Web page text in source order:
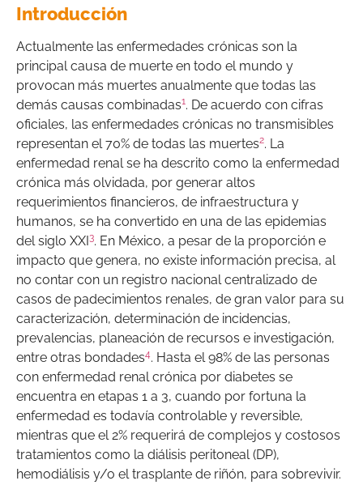
Introducción
Actualmente las enfermedades crónicas son la
principal causa de muerte en todo el mundo y
provocan más muertes anualmente que todas las
demás causas combinadas1. De acuerdo con cifras
oficiales, las enfermedades crónicas no transmisibles
representan el 70% de todas las muertes2. La
enfermedad renal se ha descrito como la enfermedad
crónica más olvidada, por generar altos
requerimientos financieros, de infraestructura y
humanos, se ha convertido en una de las epidemias
del siglo XXI 3. En México, a pesar de la proporción e
impacto que genera, no existe información precisa, al
no contar con un registro nacional centralizado de
casos de padecimientos renales, de gran valor para su
caracterización, determinación de incidencias,
prevalencias, planeación de recursos e investigación,
entre otras bondades4. Hasta el 98% de las personas
con enfermedad renal crónica por diabetes se
encuentra en etapas 1 a 3, cuando por fortuna la
enfermedad es todavía controlable y reversible,
mientras que el 2% requerirá de complejos y costosos
tratamientos como la diálisis peritoneal (DP),
hemodiálisis y/o el trasplante de riñón, para sobrevivir.